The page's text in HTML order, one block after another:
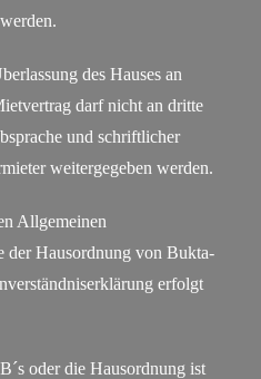
des Hauses an
darf nicht an dritte
und schriftlicher
weitergegeben werden.
Allgemeinen
der Hausordnung von Bukta-
erfolgt
oder die Hausordnung ist